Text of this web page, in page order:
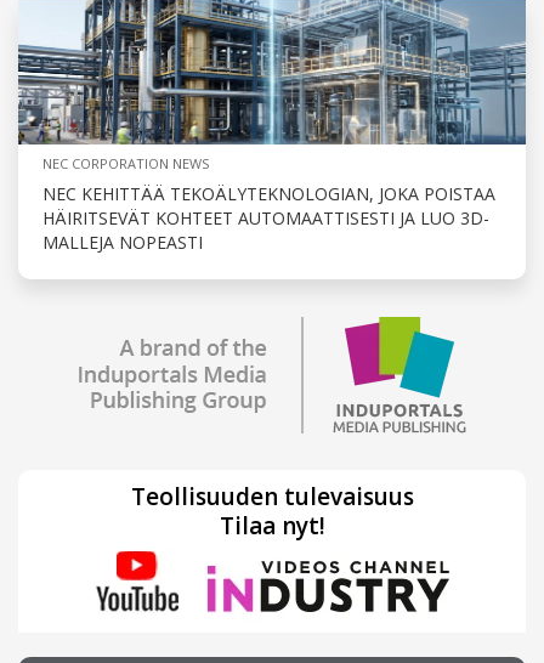
NEC CORPORATION NEWS
NEC KEHITTÄÄ TEKOÄLYTEKNOLOGIAN, JOKA POISTAA
HÄIRITSEVÄT KOHTEET AUTOMAATTISESTI JA LUO 3D-
MALLEJA NOPEASTI
Teollisuuden tulevaisuus
Tilaa nyt!